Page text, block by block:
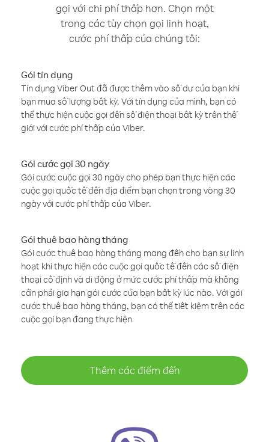
gọi với chi phí thấp hơn. Chọn một
trong các tùy chọn gọi linh hoạt,
cước phí thấp của chúng tôi:
Gói tín dụng
Tín dụng Viber Out đã được thêm vào số dư của bạn khi
bạn mua số lượng bất kỳ. Với tín dụng của mình, bạn có
thể thực hiện cuộc gọi đến số điện thoại bất kỳ trên thế
giới với cước phí thấp của Viber.
Gói cước gọi 30 ngày
Gói cước cuộc gọi 30 ngày cho phép bạn thực hiện các
cuộc gọi quốc tế đến địa điểm bạn chọn trong vòng 30
ngày với cước phí thấp của Viber.
Gói thuê bao hàng tháng
Gói cước thuê bao hàng tháng mang đến cho bạn sự linh
hoạt khi thực hiện các cuộc gọi quốc tế đến các số điện
thoại cố định và di động ở mức cước phí thấp mà không
cần phải gia hạn gói cước của bạn bất kỳ lúc nào. Với gói
cước thuê bao hàng tháng, bạn có thể tiết kiệm trên các
cuộc gọi bạn đang thực hiện
Thêm các điểm đến